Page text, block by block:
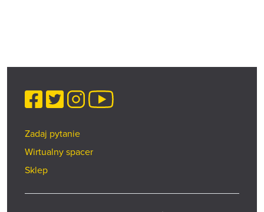
Facebook
TwitterInstagram
YouTube
Zadaj pytanie
Wirtualny spacer
Sklep